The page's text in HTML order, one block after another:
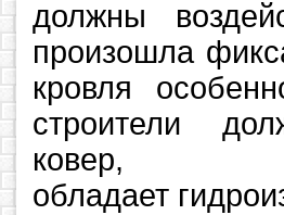
должны
произошла
кровля
строители
обладает